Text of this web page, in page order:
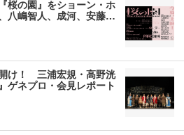
桜の園』をショーン・ホ
八嶋智人、成河、安藤…
け！ 三浦宏規・高野洸
ゲネプロ・会見レポート